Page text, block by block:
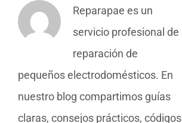
Reparapae es un
servicio profesional de
reparación de
pequeños electrodomésticos. En
nuestro blog compartimos guías
claras, consejos prácticos, códigos